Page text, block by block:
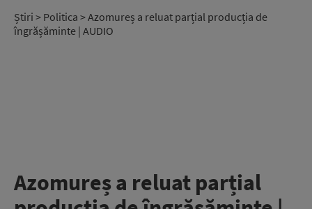
Știri > Politica > Azomureș a reluat parțial producția de
îngrășăminte | AUDIO
Azomureș a reluat parțial
RADIO